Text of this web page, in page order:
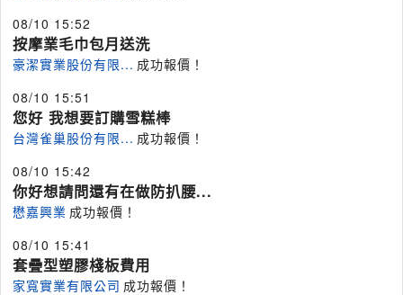
08/10 15:52
按摩業毛巾包月送洗
豪潔實業股份有限... 成功報價！
08/10 15:51
您好 我想要訂購雪糕棒
台灣雀巢股份有限... 成功報價！
08/10 15:42
你好想請問還有在做防扒腰...
懋嘉興業 成功報價！
08/10 15:41
套疊型塑膠棧板費用
家寬實業有限公司 成功報價！